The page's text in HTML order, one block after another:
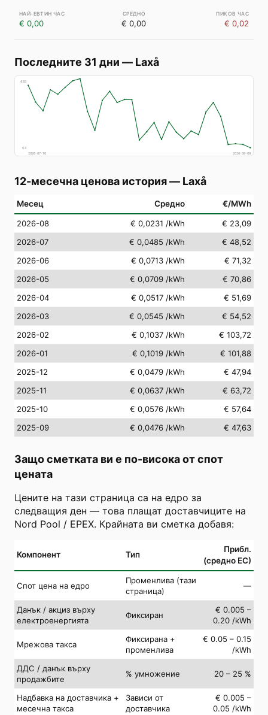
€ 0,00 € 0,00 € 0,02
Последните 31 дни — Laxå
€83
€4
2026-07-10
2026-08-09
12-месечна ценова история— Laxå
Месец Средно €/MWh
2026-08 € 0,0231 /kWh
€ 23,09
2026-07
€ 0,0485 /kWh
€ 48,52
2026-06
€ 0,0713 /kWh
€ 71,32
2026-05
€ 0,0709 /kWh
€ 70,86
2026-04
€ 0,0517 /kWh
€ 51,69
2026-03
€ 0,0545 /kWh
€ 54,52
2026-02
€ 0,1037 /kWh
€ 103,72
2026-01
€ 0,1019 /kWh
€ 101,88
2025-12
€ 0,0479 /kWh
€ 47,94
2025-11
€ 0,0637 /kWh
€ 63,72
2025-10
€ 0,0576 /kWh
€ 57,64
2025-09
€ 0,0476 /kWh € 47,63
Защо сметката ви е по-висока от спот
цената
Цените на тази страница са на едро за
следващия ден — това плащат доставчиците на
Nord Pool / EPEX. Крайната ви сметка добавя:
Компонент Тип
Прибл.
(средно ЕС)
Спот цена на едро
Променлива (тази
страница)
—
Данък / акциз върху
електроенергията
Фиксиран
€ 0.005 –
0.20 /kWh
Мрежова такса
Фиксирана +
променлива
€ 0.05 – 0.15
/kWh
ДДС / данък върху
продажбите
% умножение 20 – 25 %
Надбавка на доставчика +
месечна такса
Зависи от
доставчика
€ 0.005 –
0.05 /kWh